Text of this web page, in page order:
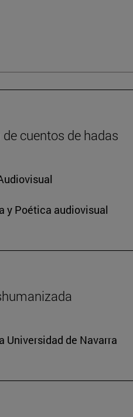
cuentos de hadas
y Poética audiovisual
Universidad de Navarra